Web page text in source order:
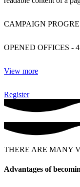
CAMPAIGN
OPENED OFFICES -
View more
Register
THERE ARE MANY
Advantages of